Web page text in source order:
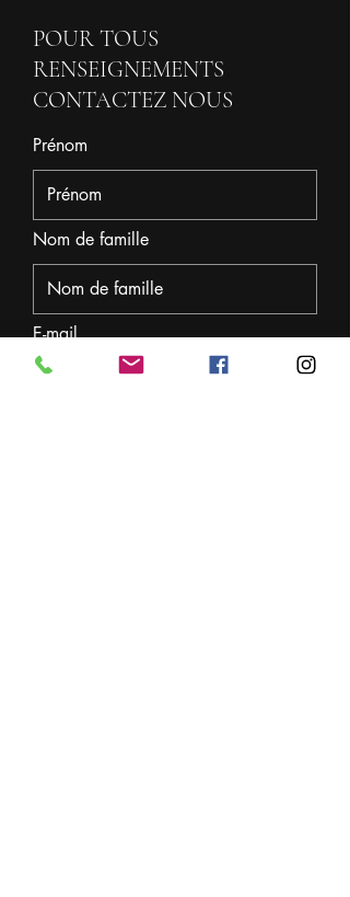
POUR TOUS
RENSEIGNEMENTS
CONTACTEZ NOUS
Prénom
Nom de famille
E-mail